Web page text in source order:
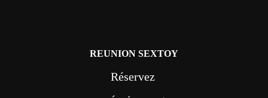
REUNION SEXTOY
Réservez